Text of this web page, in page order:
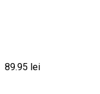
89.95 lei